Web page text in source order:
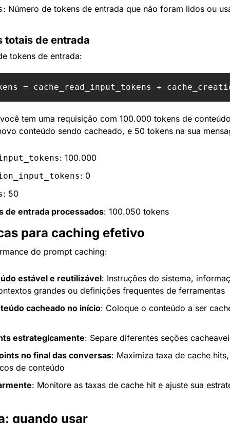
: Número de tokens de entrada que não foram lidos ou
totais de entrada
tokens de entrada:
tem uma requisição com 100.000 tokens de
conteúdo sendo cacheado, e 50 tokens na sua
: 100.000
: 0
: 50
de entrada processados: 100.050 tokens
para caching efetivo
do prompt caching:
estável e reutilizável: Instruções do sistema,
grandes ou definições frequentes de ferramentas
cacheado no início: Coloque o conteúdo a ser
estrategicamente: Separe diferentes seções
no final das conversas: Maximiza taxa de cache
de conteúdo
: Monitore as taxas de cache hit e ajuste sua
quando usar